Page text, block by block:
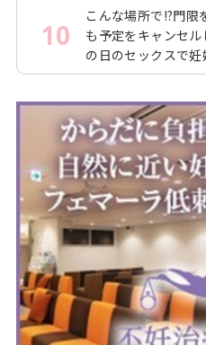
10
こんな場所で!?門限
も予定をキャンセ
の日のセックスで妊